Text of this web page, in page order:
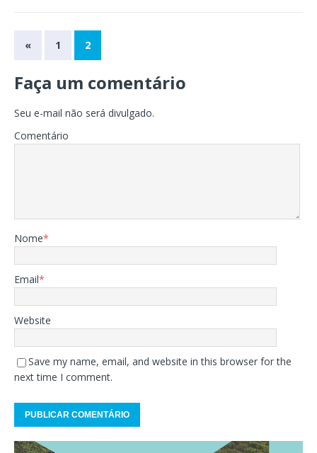
« 1 2
Faça um comentário
Seu e-mail não será divulgado.
Comentário
Nome*
Email*
Website
Save my name, email, and website in this browser for the
next time I comment.